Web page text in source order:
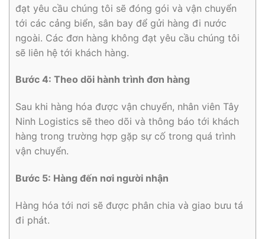
đạt yêu cầu chúng tôi sẽ đóng gói và vận chuyển
tới các cảng biển, sân bay để gửi hàng đi nước
ngoài. Các đơn hàng không đạt yêu cầu chúng tôi
sẽ liên hệ tới khách hàng.
Bước 4: Theo dõi hành trình đơn hàng
Sau khi hàng hóa được vận chuyển, nhân viên Tây
Ninh Logistics sẽ theo dõi và thông báo tới khách
hàng trong trường hợp gặp sự cố trong quá trình
vận chuyển.
Bước 5: Hàng đến nơi người nhận
Hàng hóa tới nơi sẽ được phân chia và giao bưu tá
đi phát.